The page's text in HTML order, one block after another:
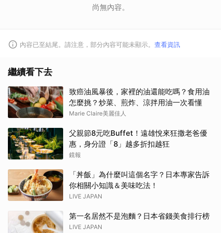
尚無內容。
內容已至結尾。請注意，部分內容可能未顯示。 查看資訊
繼續看下去
致癌油風暴後，家裡的油還能吃嗎？食用油
怎麼挑？炒菜、煎炸、涼拌用油一次看懂
Marie Claire美麗佳人
父親節8元吃Buffet！遠雄悅來狂撒老爸優
惠，身分證「8」越多折扣越狂
鏡報
「丼飯」為什麼叫這個名字？日本專家告訴
你相關小知識＆美味吃法！
LIVE JAPAN
第一名居然不是泡麵？日本省錢美食排行榜
LIVE JAPAN